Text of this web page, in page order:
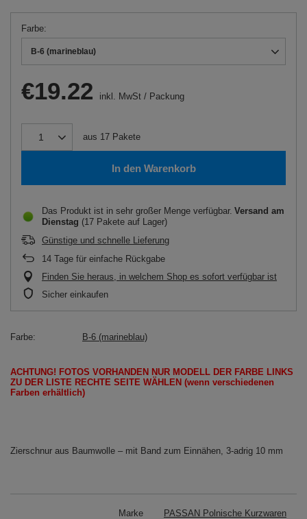
Farbe
B-6 (marineblau)
€19.22 inkl. MwSt / Packung
aus 17 Pakete
In den Warenkorb
Das Produkt ist in sehr großer Menge verfügbar Versand am
Dienstag (17 Pakete auf Lager)
Günstige und schnelle Lieferung
14 Tage für einfache Rückgabe
Finden Sie heraus, in welchem Shop es sofort verfügbar ist
Sicher einkaufen
Farbe B-6 (marineblau)
ACHTUNG! FOTOS VORHANDEN NUR MODELL DER FARBE LINKS
ZU DER LISTE RECHTE SEITE WÄHLEN (wenn verschiedenen
Farben erhältlich)
Zierschnur aus Baumwolle – mit Band zum Einnähen, 3-adrig 10 mm
Marke PASSAN Polnische Kurzwaren